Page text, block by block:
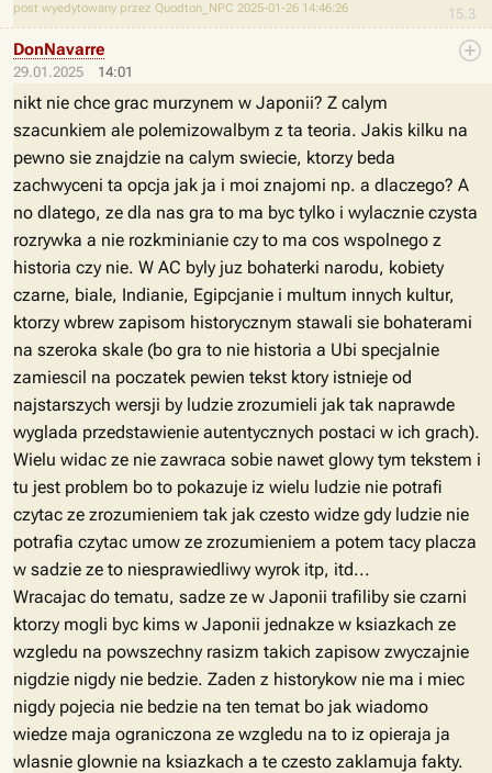
15.3
post wyedytowany przez Quodton_NPC 2025-01-26 14:46:26
29.01.2025 14:01
DonNavarre
nikt nie chce grac murzynem w Japonii? Z calym
szacunkiem ale polemizowalbym z ta teoria. Jakis kilku na
pewno sie znajdzie na calym swiecie, ktorzy beda
zachwyceni ta opcja jak ja i moi znajomi np. a dlaczego? A
no dlatego, ze dla nas gra to ma byc tylko i wylacznie czysta
rozrywka a nie rozkminianie czy to ma cos wspolnego z
historia czy nie. W AC byly juz bohaterki narodu, kobiety
czarne, biale, Indianie, Egipcjanie i multum innych kultur,
ktorzy wbrew zapisom historycznym stawali sie bohaterami
na szeroka skale (bo gra to nie historia a Ubi specjalnie
zamiescil na poczatek pewien tekst ktory istnieje od
najstarszych wersji by ludzie zrozumieli jak tak naprawde
wyglada przedstawienie autentycznych postaci w ich grach).
Wielu widac ze nie zawraca sobie nawet glowy tym tekstem i
tu jest problem bo to pokazuje iz wielu ludzie nie potrafi
czytac ze zrozumieniem tak jak czesto widze gdy ludzie nie
potrafia czytac umow ze zrozumieniem a potem tacy placza
w sadzie ze to niesprawiedliwy wyrok itp, itd...
Wracajac do tematu, sadze ze w Japonii trafiliby sie czarni
ktorzy mogli byc kims w Japonii jednakze w ksiazkach ze
wzgledu na powszechny rasizm takich zapisow zwyczajnie
nigdzie nigdy nie bedzie. Zaden z historykow nie ma i miec
nigdy pojecia nie bedzie na ten temat bo jak wiadomo
wiedze maja ograniczona ze wzgledu na to iz opieraja ja
wlasnie glownie na ksiazkach a te czesto zaklamuja fakty.